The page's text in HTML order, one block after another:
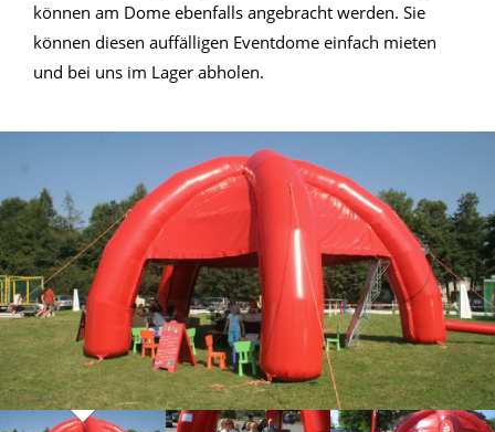
können am Dome ebenfalls angebracht werden. Sie
können diesen auffälligen Eventdome einfach mieten
und bei uns im Lager abholen.